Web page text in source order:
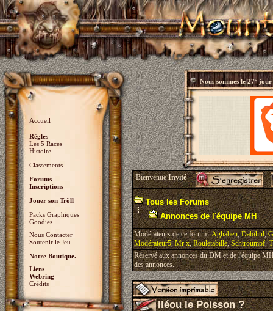
Accueil
Règles
Les 5 Races
Histoire
Classements
Forums
Inscriptions
Jouer son Trõll
Packs Graphiques
Goodies
Nous Contacter
Soutenir le Jeu.
Notre Boutique.
Liens
Webring
Crédits
Nous sommes le27° jour
BienvenueInvité
Tous les Forums
Annonces de l'équipe MH
Modérateurs de ce forum :Aghabeu,Dabihul,
Modérateur5,Mr x,Rouletabille,Schtroumpf,
Réservé aux annonces du DM et de l'équipe
des annonces.
Iléou le Poisson ?